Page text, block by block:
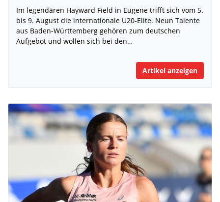
Im legendären Hayward Field in Eugene trifft sich vom 5.
bis 9. August die internationale U20-Elite. Neun Talente
aus Baden-Württemberg gehören zum deutschen
Aufgebot und wollen sich bei den…
Artikel anzeigen